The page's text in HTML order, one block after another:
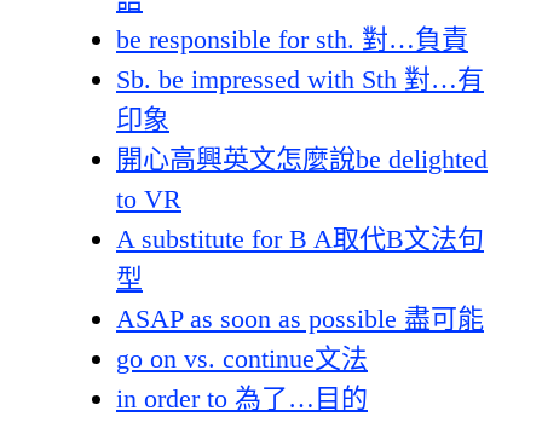
be responsible for sth. 對…負責
Sb. be impressed with Sth 對…有
印象
開心高興英文怎麼說be delighted
to VR
A substitute for B A取代B文法句
型
ASAP as soon as possible 盡可能
go on vs. continue文法
in order to 為了…目的